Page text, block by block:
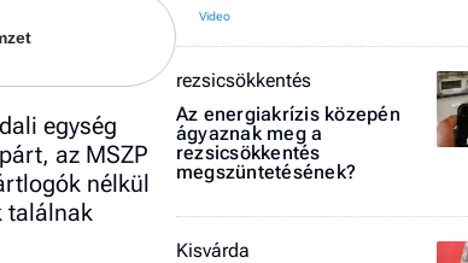
egység
az MSZP
nélkül
találnak
rezsicsökkentés
Az energiakrízis közepén
ágyaznak meg a
rezsicsökkentés
megszüntetésének?
Kisvárda